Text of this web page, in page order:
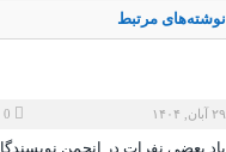
نوشته‌های مرتبط
۲۹ آبان, ۱۴۰۴
یاد بعضی نفرات در انجمن